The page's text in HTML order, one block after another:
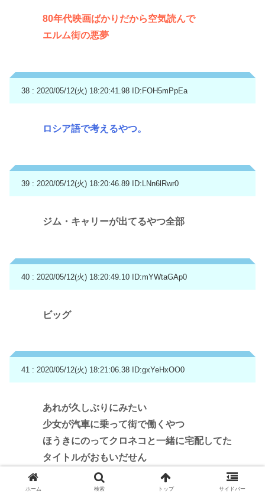
80年代映画ばかりだから空気読んで
エルム街の悪夢
38 : 2020/05/12(火) 18:20:41.98 ID:FOH5mPpEa
ロシア語で考えるやつ。
39 : 2020/05/12(火) 18:20:46.89 ID:LNn6lRwr0
ジム・キャリーが出てるやつ全部
40 : 2020/05/12(火) 18:20:49.10 ID:mYWtaGAp0
ビッグ
41 : 2020/05/12(火) 18:21:06.38 ID:gxYeHxOO0
あれが久しぶりにみたい
少女が汽車に乗って街で働くやつ
ほうきにのってクロネコと一緒に宅配してた
タイトルがおもいだせん
ホーム 検索 トップ サイドバー